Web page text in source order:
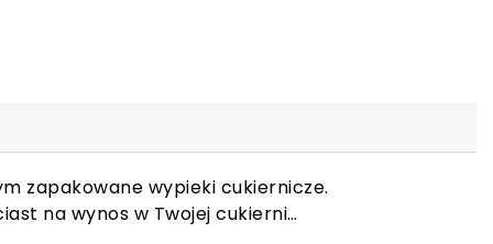
zapakowane wypieki cukiernicze.
na wynos w Twojej cukierni…